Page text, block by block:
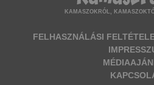
KAMASZOKRÓL,
FELHASZNÁLÁSI